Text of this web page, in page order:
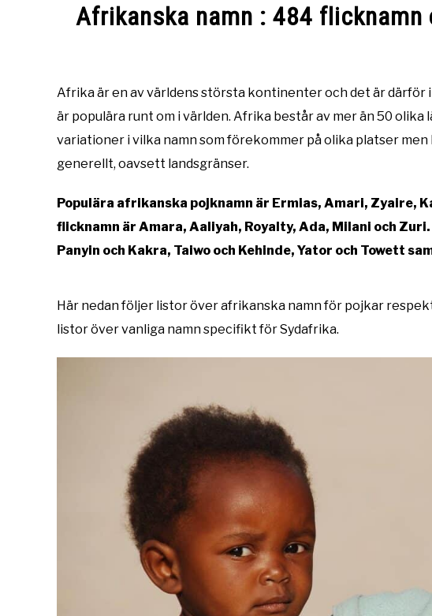
Afrikanska namn : 484 flicknamn
in
Namn
olika
Afrika är en av världens största kontinenter och det är
är populära runt om i världen. Afrika består av mer än 50
variationer i vilka namn som förekommer på olika platser
generellt, oavsett landsgränser.
Populära afrikanska pojknamn är Ermias, Amari, Zyaire,
flicknamn är Amara, Aaliyah, Royalty, Ada, Milani och
Panyin och Kakra, Taiwo och Kehinde, Yator och Towett
Här nedan följer listor över afrikanska namn för pojkar
listor över vanliga namn specifikt för Sydafrika.